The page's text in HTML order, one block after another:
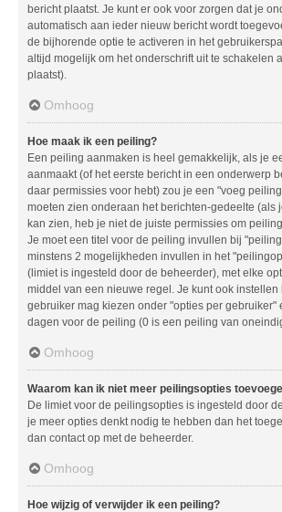
bericht plaatst. Je kunt er ook voor zorgen dat je
automatisch aan ieder nieuw bericht wordt
de bijhorende optie te activeren in het
altijd mogelijk om het onderschrift uit te schakelen
plaatst).
Omhoog
Hoe maak ik een peiling?
Een peiling aanmaken is heel gemakkelijk, als je
aanmaakt (of het eerste bericht in een onderwerp
daar permissies voor hebt) zou je een "voeg
moeten zien onderaan het berichten-gedeelte (als
kan zien, heb je niet de juiste permissies om
Je moet een titel voor de peiling invullen bij
minstens 2 mogelijkheden invullen in het
(limiet is ingesteld door de beheerder), met elke
middel van een nieuwe regel. Je kunt ook instellen
gebruiker mag kiezen onder "opties per gebruiker"
dagen voor de peiling (0 is een peiling van
Omhoog
Waarom kan ik niet meer peilingsopties
De limiet voor de peilingsopties is ingesteld door
je meer opties denkt nodig te hebben dan het
dan contact op met de beheerder.
Omhoog
Hoe wijzig of verwijder ik een peiling?